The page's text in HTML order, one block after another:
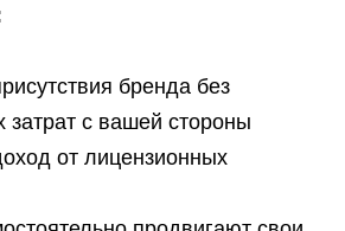
бренда без
затрат с вашей стороны
от лицензионных